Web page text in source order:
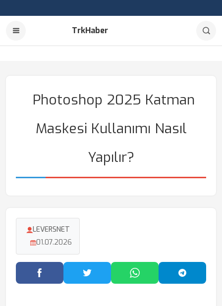
TrkHaber
Photoshop 2025 Katman
Maskesi Kullanımı Nasıl
Yapılır?
LEVERSNET
01.07.2026
Facebook'ta PaylaşTwitter'da PaylaşWhatsApp'ta Paylaş